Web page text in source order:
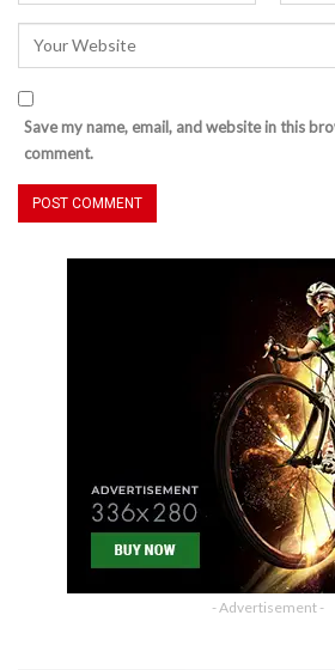
Save my name, email, and website in this
comment.
- Advertisement -